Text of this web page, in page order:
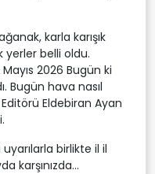
karla karışık
yerler belli oldu.
2026 Bugün ki
Bugün hava nasıl
Eldebiran Ayan
uyarılarla birlikte il il
karşınızda...